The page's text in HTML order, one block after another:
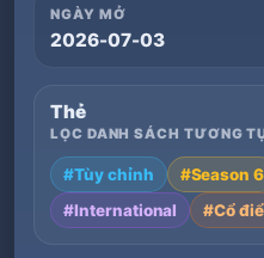
NGÀY MỞ
2026-07-03
Thẻ
LỌC DANH SÁCH TƯƠNG
#Tùy chỉnh #Season 6
#International
#Cổ